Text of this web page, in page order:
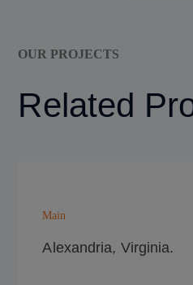
OUR PROJECTS
Related
Main
Alexandria, Virginia.